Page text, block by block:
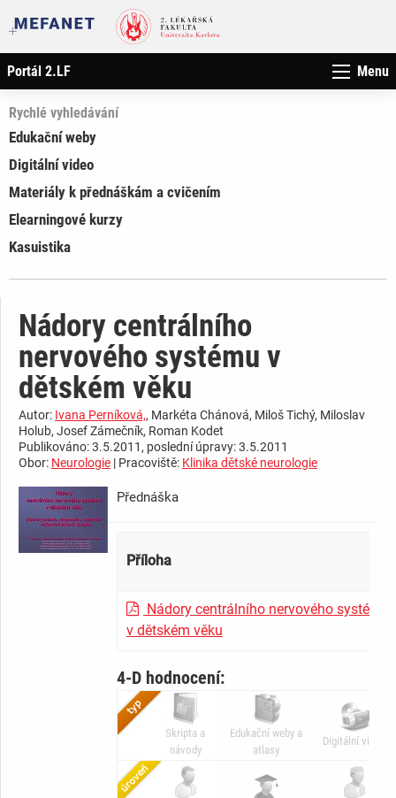
Portál 2.LF Menu
Rychlé vyhledávání
Edukační weby
Digitální video
Materiály k přednáškám a cvičením
Elearningové kurzy
Kasuistika
Nádory centrálního
nervového systému v
dětském věku
Autor: Ivana Perníková,, Markéta Chánová, Miloš Tichý, Miloslav
Holub, Josef Zámečník, Roman Kodet
Publikováno: 3.5.2011, poslední úpravy: 3.5.2011
Obor: Neurologie | Pracoviště: Klinika dětské neurologie
Přednáška
Příloha
Nádory centrálního nervového systému
v dětském věku
4-D hodnocení:
Skripta a
návody
Edukační weby a
atlasy
Digitální video